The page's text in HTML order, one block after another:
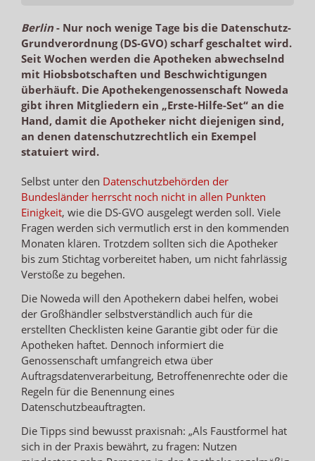
Berlin- Nur noch wenige Tage bis die Datenschutz-
Grundverordnung (DS-GVO) scharf geschaltet wird.
Seit Wochen werden die Apotheken abwechselnd
mit Hiobsbotschaften und Beschwichtigungen
überhäuft. Die Apothekengenossenschaft Noweda
gibt ihren Mitgliedern ein „Erste-Hilfe-Set“ an die
Hand, damit die Apotheker nicht diejenigen sind,
an denen datenschutzrechtlich ein Exempel
statuiert wird.
Selbst unter den Datenschutzbehörden der
Bundesländer herrscht noch nicht in allen Punkten
Einigkeit, wie die DS-GVO ausgelegt werden soll. Viele
Fragen werden sich vermutlich erst in den kommenden
Monaten klären. Trotzdem sollten sich die Apotheker
bis zum Stichtag vorbereitet haben, um nicht fahrlässig
Verstöße zu begehen.
Die Noweda will den Apothekern dabei helfen, wobei
der Großhändler selbstverständlich auch für die
erstellten Checklisten keine Garantie gibt oder für die
Apotheken haftet. Dennoch informiert die
Genossenschaft umfangreich etwa über
Auftragsdatenverarbeitung, Betroffenenrechte oder die
Regeln für die Benennung eines
Datenschutzbeauftragten.
Die Tipps sind bewusst praxisnah: „Als Faustformel hat
sich in der Praxis bewährt, zu fragen: Nutzen